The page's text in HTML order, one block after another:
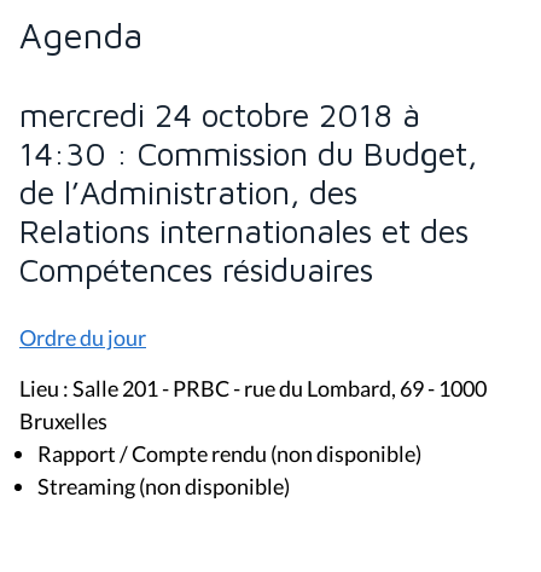
Agenda
mercredi 24 octobre 2018 à
14:30 : Commission du Budget,
de l’Administration, des
Relations internationales et des
Compétences résiduaires
Ordre du jour
Lieu : Salle 201 - PRBC - rue du Lombard, 69 - 1000
Bruxelles
Rapport / Compte rendu (non disponible)
Streaming (non disponible)